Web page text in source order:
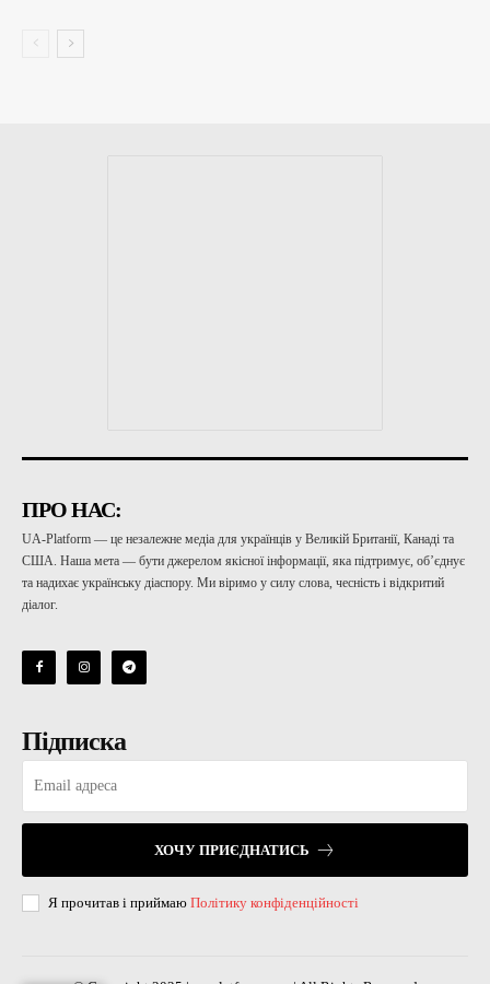
ПРО НАС:
UA-Platform — це незалежне медіа для українців у Великій Британії, Канаді та
США. Наша мета — бути джерелом якісної інформації, яка підтримує, об’єднує
та надихає українську діаспору. Ми віримо у силу слова, чесність і відкритий
діалог.
Підписка
ХОЧУ ПРИЄДНАТИСЬ
Я прочитав і приймаю Політику конфіденційності